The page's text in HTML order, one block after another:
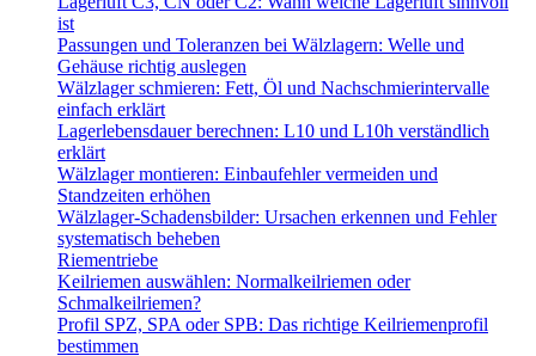
ist
Passungen und Toleranzen bei Wälzlagern: Welle und
Gehäuse richtig auslegen
Wälzlager schmieren: Fett, Öl und Nachschmierintervalle
einfach erklärt
Lagerlebensdauer berechnen: L10 und L10h verständlich
erklärt
Wälzlager montieren: Einbaufehler vermeiden und
Standzeiten erhöhen
Wälzlager-Schadensbilder: Ursachen erkennen und Fehler
systematisch beheben
Riementriebe
Keilriemen auswählen: Normalkeilriemen oder
Schmalkeilriemen?
Profil SPZ, SPA oder SPB: Das richtige Keilriemenprofil
bestimmen